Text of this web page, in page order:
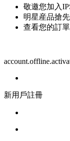
敬邀您加入
明星産品搶
查看您的訂
新用戶註冊